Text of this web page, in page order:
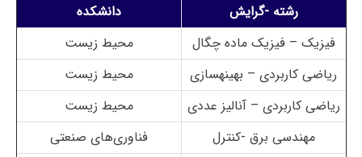
رشته -گرایش
دانشکده
فیزیک – فیزیک ماده چگال
محیط زیست
ریاضی کاربردی – بهینهسازی
محیط زیست
ریاضی کاربردی – آنالیز عددی
محیط زیست
مهندسی برق -کنترل
فناوری‌های صنعتی